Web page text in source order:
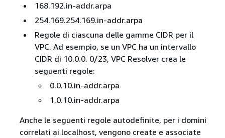
168.192.in-addr.arpa
254.169.254.169.in-addr.arpa
Regole di ciascuna delle gamme CIDR per il
VPC. Ad esempio, se un VPC ha un intervallo
CIDR di 10.0.0. 0/23, VPC Resolver crea le
seguenti regole:
0.0.10.in-addr.arpa
1.0.10.in-addr.arpa
Anche le seguenti regole autodefinite, per i domini
correlati ai localhost, vengono create e associate